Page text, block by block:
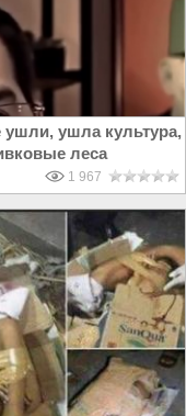
ушли, ушла культура,
леса
1 967